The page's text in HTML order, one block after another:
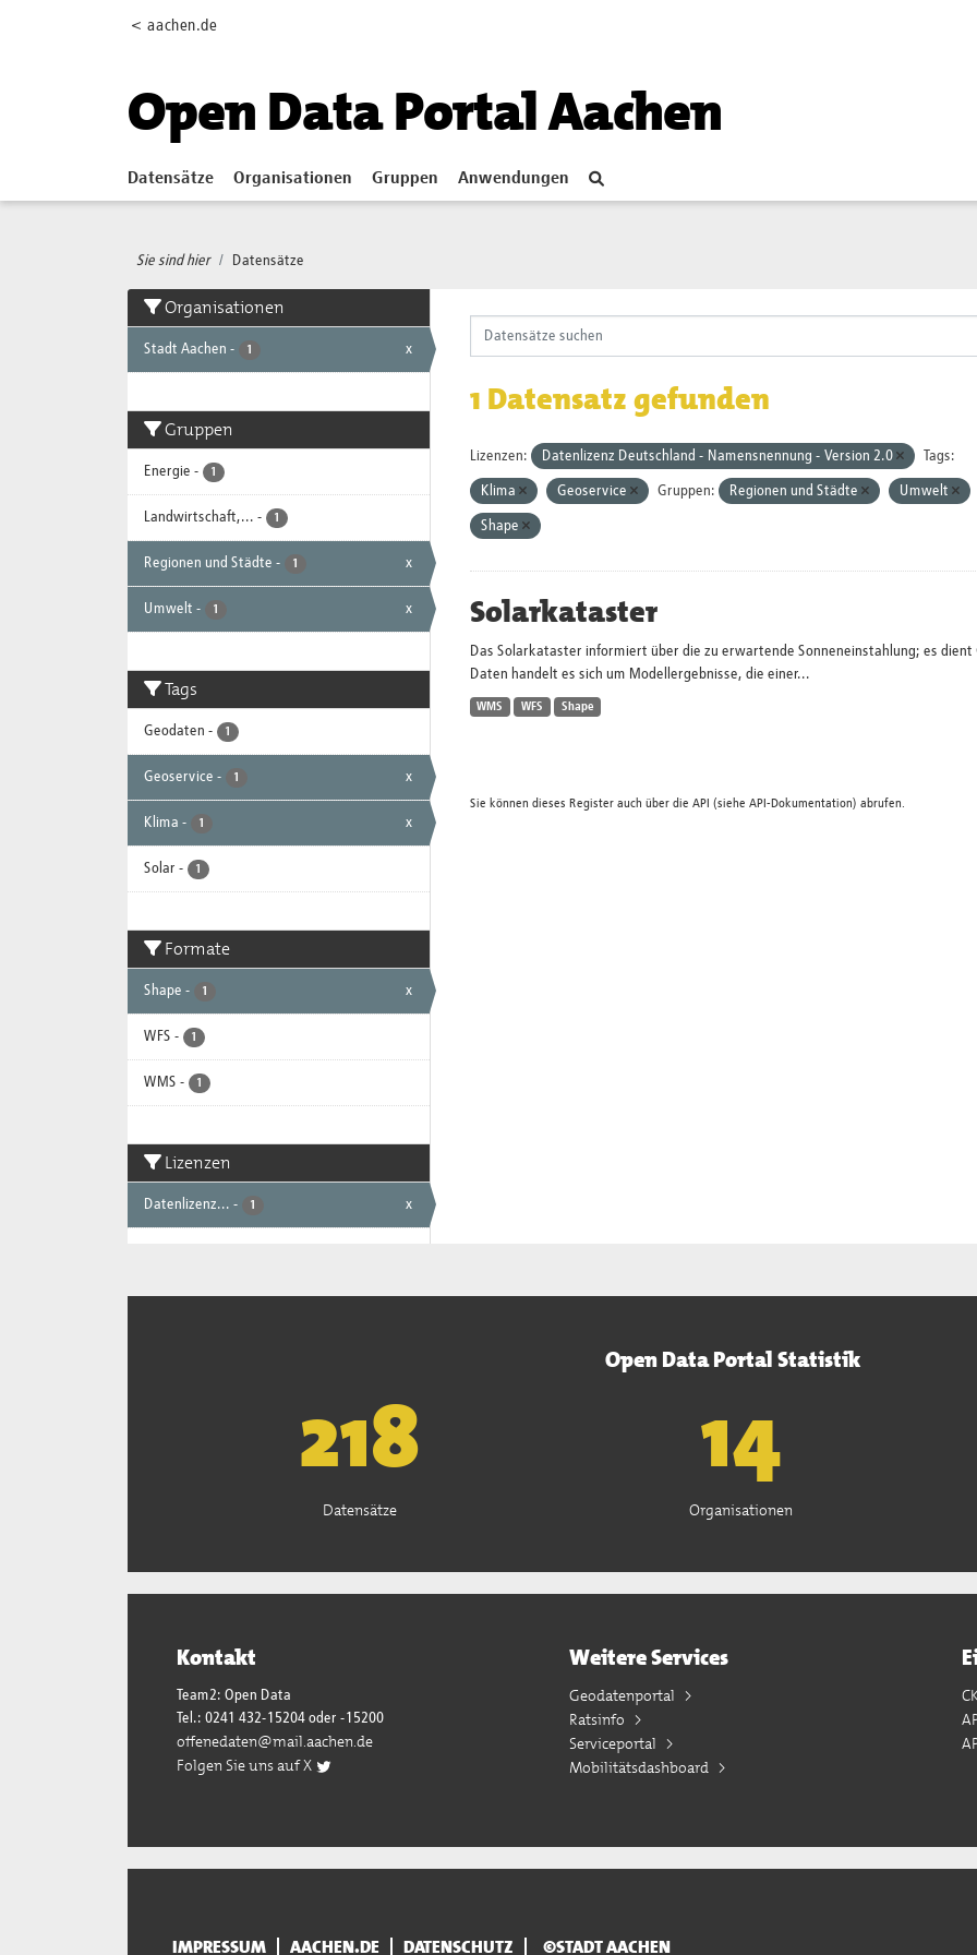
< aachen.de
Open Data Portal Aachen
Datensätze Organisationen Gruppen Anwendungen
Sie sind hier Datensätze
Organisationen
Stadt Aachen - 1 x
Gruppen
Energie - 1
Landwirtschaft,... - 1
Regionen und Städte - 1 x
Umwelt - 1 x
Tags
Geodaten - 1
Geoservice - 1 x
Klima - 1 x
Solar - 1
Formate
Shape - 1 x
WFS - 1
WMS - 1
Lizenzen
Datenlizenz... - 1 x
1 Datensatz gefunden
Lizenzen: Datenlizenz Deutschland - Namensnennung - Version 2.0 Tags:
Klima Geoservice Gruppen: Regionen und Städte Umwelt
Shape
Solarkataster
Das Solarkataster informiert über die zu erwartende Sonneneinstahlung; es
Daten handelt es sich um Modellergebnisse, die einer...
WMS WFS Shape
Sie können dieses Register auch über die API (siehe API-Dokumentation) abrufen.
Open Data Portal Statistik
221
Datensätze
15
Organisationen
Kontakt
Team2: Open Data
Tel.: 0241 432-15204 oder -15200
offenedaten@mail.aachen.de
Folgen Sie uns auf X
Weitere Services
Geodatenportal
Ratsinfo
Serviceportal
Mobilitätsdashboard
IMPRESSUM AACHEN.DE DATENSCHUTZ ©STADT AACHEN